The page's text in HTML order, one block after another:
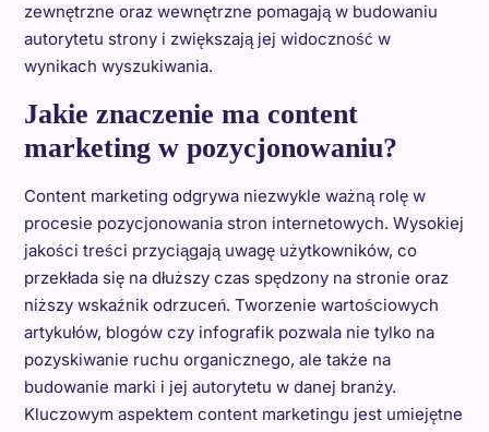
zewnętrzne oraz wewnętrzne pomagają w budowaniu
autorytetu strony i zwiększają jej widoczność w
wynikach wyszukiwania.
Jakie znaczenie ma content
marketing w pozycjonowaniu?
Content marketing odgrywa niezwykle ważną rolę w
procesie pozycjonowania stron internetowych. Wysokiej
jakości treści przyciągają uwagę użytkowników, co
przekłada się na dłuższy czas spędzony na stronie oraz
niższy wskaźnik odrzuceń. Tworzenie wartościowych
artykułów, blogów czy infografik pozwala nie tylko na
pozyskiwanie ruchu organicznego, ale także na
budowanie marki i jej autorytetu w danej branży.
Kluczowym aspektem content marketingu jest umiejętne